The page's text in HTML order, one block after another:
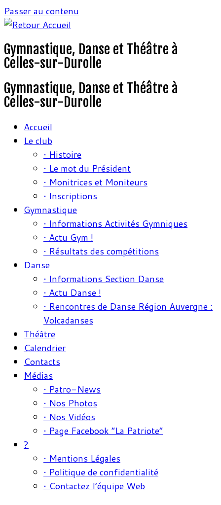
Passer au contenu
Gymnastique, Danse et Théâtre à
Celles-sur-Durolle
Gymnastique, Danse et Théâtre à
Celles-sur-Durolle
Accueil
Le club
• Histoire
• Le mot du Président
• Monitrices et Moniteurs
• Inscriptions
Gymnastique
• Informations Activités Gymniques
• Actu Gym !
• Résultats des compétitions
Danse
• Informations Section Danse
• Actu Danse !
• Rencontres de Danse Région Auvergne :
Volcadanses
Théâtre
Calendrier
Contacts
Médias
• Patro-News
• Nos Photos
• Nos Vidéos
• Page Facebook “La Patriote”
?
• Mentions Légales
• Politique de confidentialité
• Contactez l’équipe Web